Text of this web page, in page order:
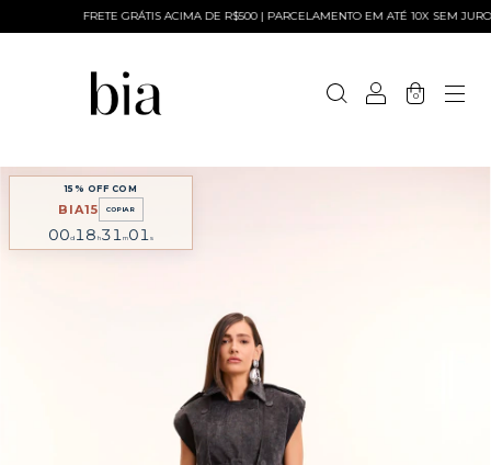
FRETE GRÁTIS ACIMA DE R$500 | PARCELAMENTO EM ATÉ 10X SEM JUROS
0
15% OFF COM
BIA15 COPIAR
00d 18 h31m00s